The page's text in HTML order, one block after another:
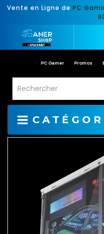
Vente en Ligne de PC
PC Gamer Promos